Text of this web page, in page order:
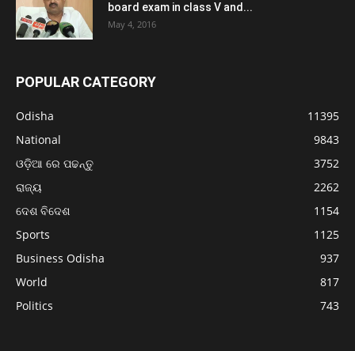
board exam in class V and...
May 4, 2016
POPULAR CATEGORY
Odisha
11395
National
9843
ଓଡ଼ିଆ ରେ ପଢନ୍ତୁ
3752
ରାଜ୍ୟ
2262
ଦେଶ ବିଦେଶ
1154
Sports
1125
Business Odisha
937
World
817
Politics
743